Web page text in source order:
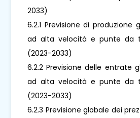
2033)
6.2.1 Previsione di produzione
ad alta velocità e punte da
(2023-2033)
6.2.2 Previsione delle entrate
ad alta velocità e punte da
(2023-2033)
6.2.3 Previsione globale dei